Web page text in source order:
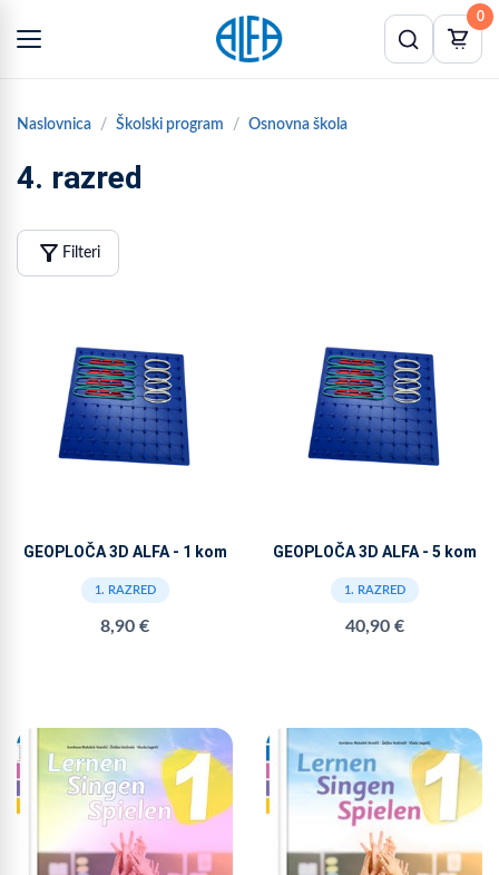
0
Naslovnica Školski program Osnovna škola
4. razred
filter_alt Filteri
GEOPLOČA 3D ALFA - 1 kom
1. RAZRED
8,90 €
GEOPLOČA 3D ALFA - 5 kom
1. RAZRED
40,90 €